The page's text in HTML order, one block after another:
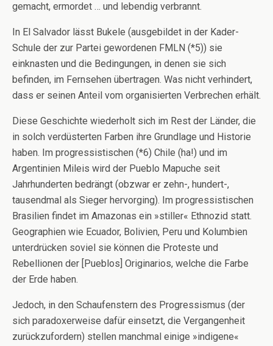
gemacht, ermordet … und lebendig verbrannt.
In El Salvador lässt Bukele (ausgebildet in der Kader-
Schule der zur Partei gewordenen FMLN (*5)) sie
einknasten und die Bedingungen, in denen sie sich
befinden, im Fernsehen übertragen. Was nicht verhindert,
dass er seinen Anteil vom organisierten Verbrechen erhält.
Diese Geschichte wiederholt sich im Rest der Länder, die
in solch verdüsterten Farben ihre Grundlage und Historie
haben. Im progressistischen (*6) Chile (ha!) und im
Argentinien Mileis wird der Pueblo Mapuche seit
Jahrhunderten bedrängt (obzwar er zehn-, hundert-,
tausendmal als Sieger hervorging). Im progressistischen
Brasilien findet im Amazonas ein »stiller« Ethnozid statt.
Geographien wie Ecuador, Bolivien, Peru und Kolumbien
unterdrücken soviel sie können die Proteste und
Rebellionen der [Pueblos] Originarios, welche die Farbe
der Erde haben.
Jedoch, in den Schaufenstern des Progressismus (der
sich paradoxerweise dafür einsetzt, die Vergangenheit
zurückzufordern) stellen manchmal einige »indigene«